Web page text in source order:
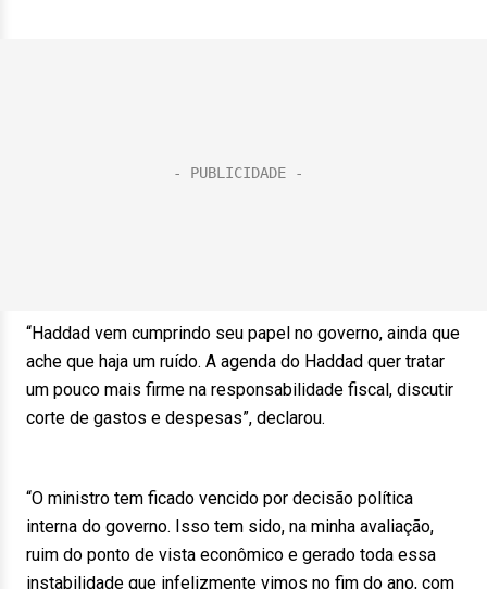
“Haddad vem cumprindo seu papel no governo, ainda que
ache que haja um ruído. A agenda do Haddad quer tratar
um pouco mais firme na responsabilidade fiscal, discutir
corte de gastos e despesas”, declarou.
“O ministro tem ficado vencido por decisão política
interna do governo. Isso tem sido, na minha avaliação,
ruim do ponto de vista econômico e gerado toda essa
instabilidade que infelizmente vimos no fim do ano, com